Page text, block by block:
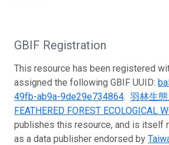
GBIF Registration
This resource has been registered
assigned the following GBIF UUID:
49fb-ab9a-9de29e734864. 羽林生
FEATHERED FOREST ECOLOGICAL
publishes this resource, and is itself
as a data publisher endorsed by